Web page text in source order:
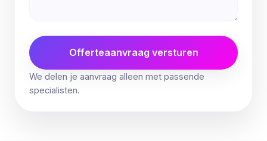
Offerteaanvraag versturen
We delen je aanvraag alleen met passende
specialisten.